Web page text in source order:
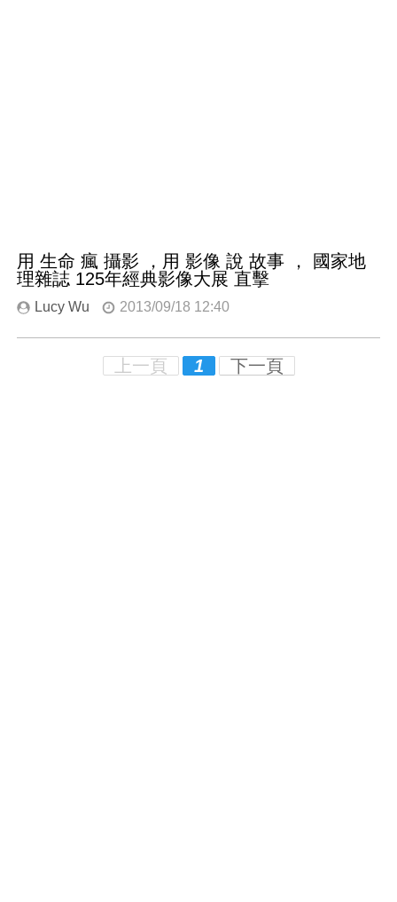
用 生命 瘋 攝影 ，用 影像 說 故事 ， 國家地
理雜誌 125年經典影像大展 直擊
Lucy Wu 2013/09/18 12:40
上一頁 1 下一頁